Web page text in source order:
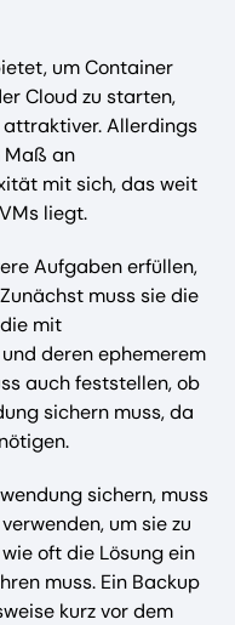
um Container
Cloud zu starten,
Allerdings
Maß an
mit sich, das weit
liegt.
Aufgaben erfüllen,
muss sie die
mit
deren ephemerem
auch feststellen, ob
sichern muss, da
sichern, muss
um sie zu
oft die Lösung ein
muss. Ein Backup
kurz vor dem